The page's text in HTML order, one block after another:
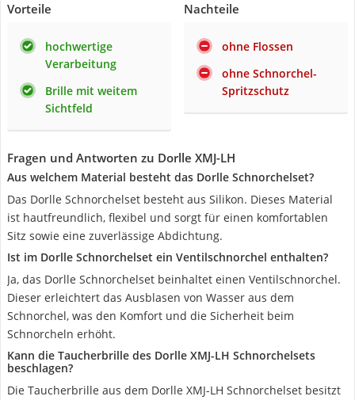
Vorteile
hochwertige
Verarbeitung
Brille mit weitem
Sichtfeld
Nachteile
ohne Flossen
ohne Schnorchel-
Spritzschutz
Fragen und Antworten zu Dorlle XMJ-LH
Aus welchem Material besteht das Dorlle Schnorchelset?
Das Dorlle Schnorchelset besteht aus Silikon. Dieses Material
ist hautfreundlich, flexibel und sorgt für einen komfortablen
Sitz sowie eine zuverlässige Abdichtung.
Ist im Dorlle Schnorchelset ein Ventilschnorchel enthalten?
Ja, das Dorlle Schnorchelset beinhaltet einen Ventilschnorchel.
Dieser erleichtert das Ausblasen von Wasser aus dem
Schnorchel, was den Komfort und die Sicherheit beim
Schnorcheln erhöht.
Kann die Taucherbrille des Dorlle XMJ-LH Schnorchelsets
beschlagen?
Die Taucherbrille aus dem Dorlle XMJ-LH Schnorchelset besitzt